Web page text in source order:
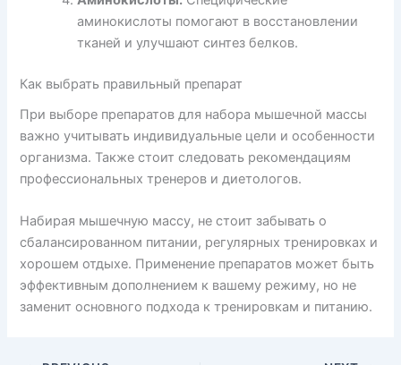
аминокислоты помогают в восстановлении
тканей и улучшают синтез белков.
Как выбрать правильный препарат
При выборе препаратов для набора мышечной массы
важно учитывать индивидуальные цели и особенности
организма. Также стоит следовать рекомендациям
профессиональных тренеров и диетологов.
Набирая мышечную массу, не стоит забывать о
сбалансированном питании, регулярных тренировках и
хорошем отдыхе. Применение препаратов может быть
эффективным дополнением к вашему режиму, но не
заменит основного подхода к тренировкам и питанию.